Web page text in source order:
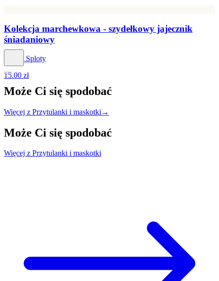
Kolekcja marchewkowa - szydełkowy jajecznik
śniadaniowy
Roksy Sploty
15.00 zł
Może Ci się spodobać
Więcej z Przytulanki i maskotki →
Może Ci się spodobać
Więcej z Przytulanki i maskotki